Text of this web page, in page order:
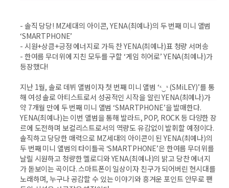
- 솔직 당당! MZ세대의 아이콘, YENA(최예나)의 두 번째 미니 앨범
‘SMARTPHONE’
- 시원+상큼+긍정 에너지로 가득 찬 YENA(최예나)표 청량 서머송
- 한여름 무더위에 지친 모두를 구할 ‘게임 히어로’ YENA(최예나)가
등장했다!
지난 1월, 솔로 데뷔 앨범이자 첫 번째 미니 앨범 ‘ˣ‿ˣ (SMiLEY)’를 통
해 여성 솔로 아티스트로서 성공적인 시작을 알린 YENA(최예나)가
약 7개월 만에 두 번째 미니 앨범 ‘SMARTPHONE’을 발매한다.
YENA(최예나)는 이번 앨범을 통해 발라드, POP, ROCK 등 다양한 장
르에 도전하며 보컬리스트로서의 역량도 유감없이 발휘할 예정이다.
솔직하고 당당한 매력으로 MZ세대의 아이콘이 된 YENA(최예나)의
두 번째 미니 앨범의 타이틀곡 ‘SMARTPHONE’은 한여름 무더위를
날릴 시원하고 청량한 멜로디와 YENA(최예나)의 밝고 당찬 에너지
가 돋보이는 곡이다. 스마트폰이 일상이자 친구가 되어버린 현시대를
노래하며, 누구나 공감할 수 있는 이야기와 흥겨운 포인트 안무로 팬